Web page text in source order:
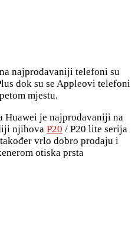
najprodavaniji telefoni su
dok su se Appleovi telefoni
mjestu.
Huawei je najprodavaniji na
njihova P20 / P20 lite serija
vrlo dobro prodaju i
otiska prsta